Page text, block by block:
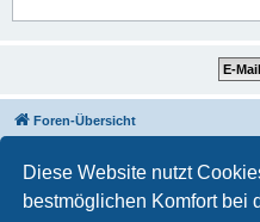
Diese Website nutzt
bestmöglichen Komfort bei
Foren-Übersicht
Powered by phpBB
®
Deutsche
Datenschutz|